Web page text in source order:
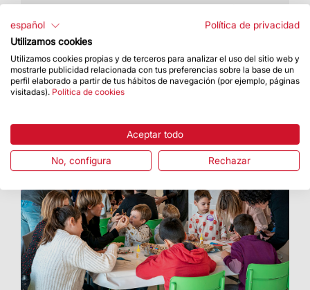
papel de la iluminación del patrimonio
gaudiniano
español
Política de privacidad
Utilizamos cookies
Utilizamos cookies propias y de terceros para analizar el uso del sitio web y
mostrarle publicidad relacionada con tus preferencias sobre la base de un
perfil elaborado a partir de tus hábitos de navegación (por ejemplo, páginas
visitadas). Política de cookies
Aceptar todo
No, configura Rechazar